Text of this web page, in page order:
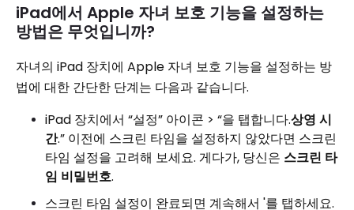
iPad에서 Apple 자녀 보호 기능을 설정하는
방법은 무엇입니까?
자녀의 iPad 장치에 Apple 자녀 보호 기능을 설정하는 방
법에 대한 간단한 단계는 다음과 같습니다.
iPad 장치에서 “설정” 아이콘 > “을 탭합니다.상영 시
간.” 이전에 스크린 타임을 설정하지 않았다면 스크린
타임 설정을 고려해 보세요. 게다가, 당신은 스크린 타
임 비밀번호.
스크린 타임 설정이 완료되면 계속해서 '를 탭하세요.